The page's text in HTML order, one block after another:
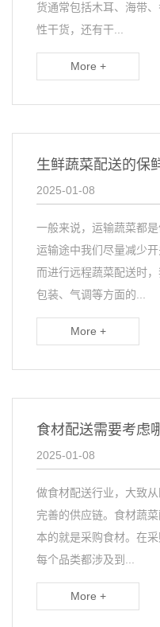
货通常包括木耳、海带
性干货，还有干...
More +
生鲜蔬菜配送的保
2025-01-08
一般来说，运输蔬菜都
运输途中我们尽量减少
而进行远程蔬菜配送时
包装、气调等方面的...
More +
食材配送需要考虑
2025-01-08
做食材配送行业，大致
完善的供应链。食材蔬
本的就是采购食材。在
每个品类都涉及到...
More +